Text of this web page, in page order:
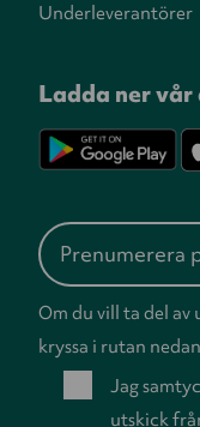
Underleverantörer
Om du vill ta del av
kryssa i rutan
Jag
utskick
Ladda ner vår